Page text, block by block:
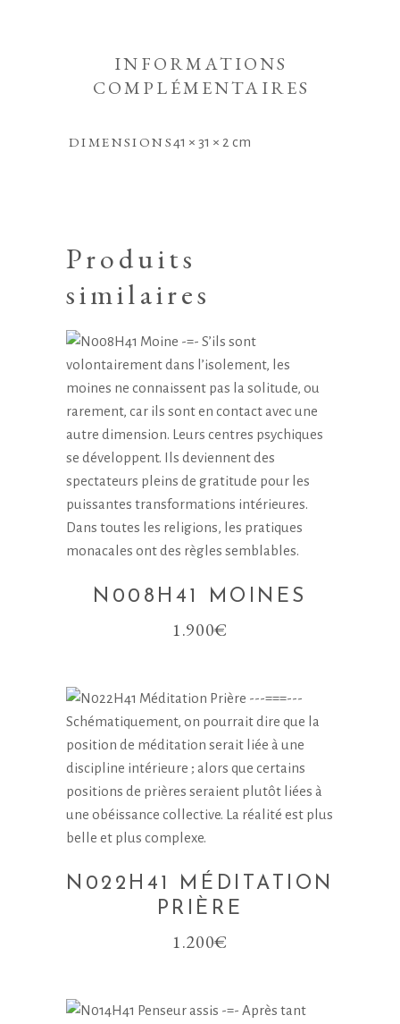
INFORMATIONS
COMPLÉMENTAIRES
DIMENSIONS41 × 31 × 2 cm
Produits
similaires
N008H41 MOINES
1.900€
N022H41 MÉDITATION
PRIÈRE
1.200€